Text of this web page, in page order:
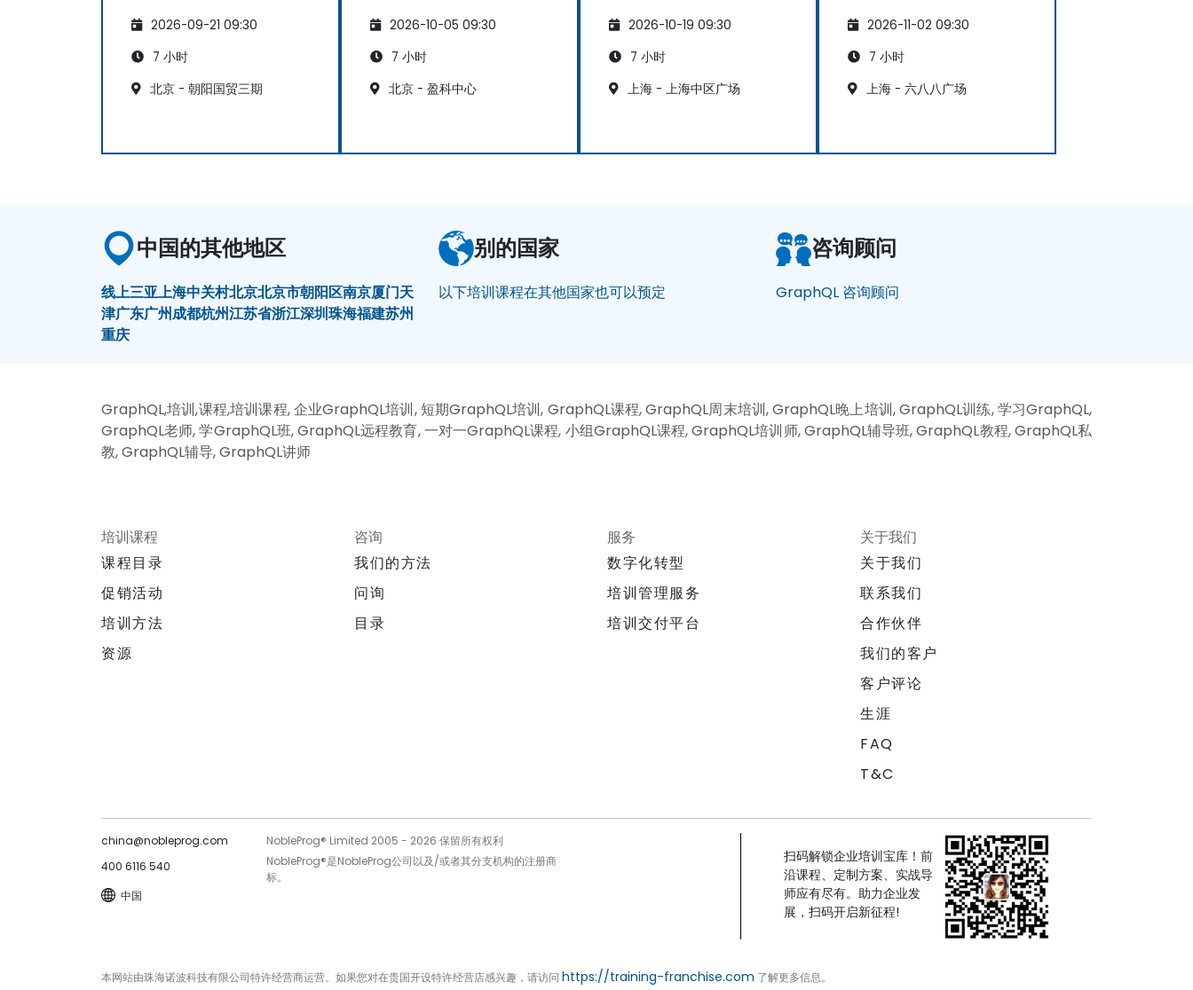
2026-09-21 09:30
7 小时
北京 - 朝阳国贸三期
2026-10-05 09:30
7 小时
北京 - 盈科中心
2026-10-19 09:30
7 小时
上海 - 上海中区广场
2026-11-02 09:30
7 小时
上海 - 六八八广场
中国的其他地区
线上三亚上海中关村北京北京市朝阳区南京厦门天
津广东广州成都杭州江苏省浙江深圳珠海福建苏州
重庆
别的国家
以下培训课程在其他国家也可以预定
咨询顾问
GraphQL 咨询顾问
GraphQL,培训,课程,培训课程, 企业GraphQL培训, 短期GraphQL培训, GraphQL课程, GraphQL周末培训, GraphQL晚上培训, GraphQL训练, 学习GraphQL,
GraphQL老师, 学GraphQL班, GraphQL远程教育, 一对一GraphQL课程, 小组GraphQL课程, GraphQL培训师, GraphQL辅导班, GraphQL教程, GraphQL私
教, GraphQL辅导, GraphQL讲师
培训课程
课程目录
促销活动
培训方法
资源
咨询
我们的方法
问询
目录
服务
数字化转型
培训管理服务
培训交付平台
关于我们
关于我们
联系我们
合作伙伴
我们的客户
客户评论
生涯
FAQ
T&C
china@nobleprog.com
400 6116 540
中国
NobleProg® Limited 2005 - 2026 保留所有权利
NobleProg®是NobleProg公司以及/或者其分支机构的注册商
标。
扫码解锁企业培训宝库！前
沿课程、定制方案、实战导
师应有尽有。助力企业发
展，扫码开启新征程!
本网站由珠海诺波科技有限公司特许经营商运营。如果您对在贵国开设特许经营店感兴趣，请访问 https://training-franchise.com 了解更多信息。